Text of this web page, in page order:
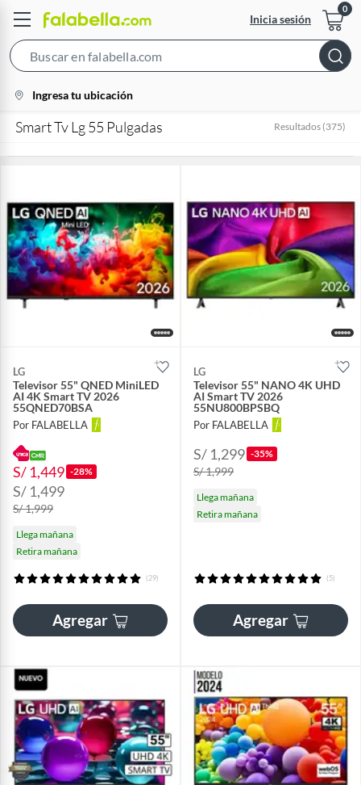
Inicia sesión
Bar
location-
icon
Ingresa tu ubicación
Smart Tv Lg 55 Pulgadas Resultados (375)
LG
Televisor 55" QNED MiniLED
AI 4K Smart TV 2026
55QNED70BSA
Por FALABELLA
S/ 1,449 -28%
S/ 1,499
S/ 1,999
Llega mañana
Retira mañana
(29)
Agregar
LG
Televisor 55" NANO 4K UHD
AI Smart TV 2026
55NU800BPSBQ
Por FALABELLA
S/ 1,299 -35%
S/ 1,999
Llega mañana
Retira mañana
(5)
Agregar